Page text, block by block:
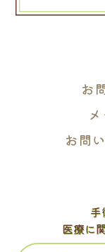
お
お問
医療に